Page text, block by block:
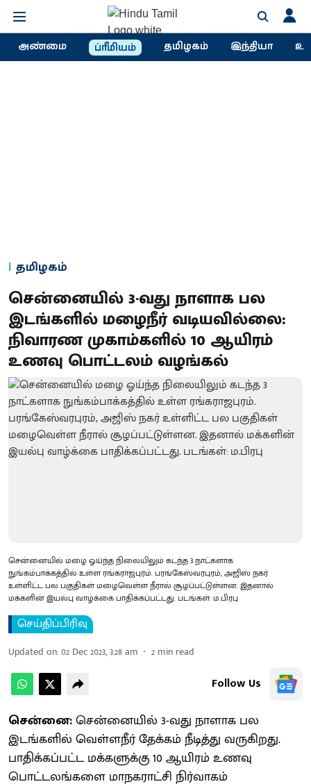
அண்மை ப்ரீமியம் தமிழகம் இந்தியா
தமிழகம்
சென்னையில் 3-வது நாளாக பல
இடங்களில் மழைநீர் வடியவில்லை:
நிவாரண முகாம்களில் 10 ஆயிரம்
உணவு பொட்டலம் வழங்கல்
சென்னையில் மழை ஓய்ந்த நிலையிலும் கடந்த 3 நாட்களாக
நுங்கம்பாக்கத்தில் உள்ள ரங்கராஜபுரம். பரங்கேஸ்வரபுரம், அஜிஸ் நகர்
உள்ளிட்ட பல பகுதிகள் மழைவெள்ள நீரால் சூழப்பட்டுள்ளன. இதனால்
மக்களின் இயல்பு வாழ்க்கை பாதிக்கப்பட்டது. படங்கள்: ம.பிரபு
செய்திப்பிரிவு
Updated on:02 Dec 2023, 3:28 am 2 min read
Follow Us
சென்னை:சென்னையில் 3-வது நாளாக பல
இடங்களில் வெள்ளநீர் தேக்கம் நீடித்து வருகிறது.
பாதிக்கப்பட்ட மக்களுக்கு 10 ஆயிரம் உணவு
பொட்டலங்களை மாநகராட்சி நிர்வாகம்